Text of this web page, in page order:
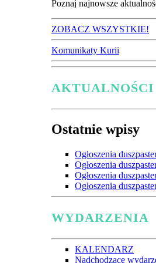
Poznaj najnowsze
ZOBACZ WSZYSTKIE!
Komunikaty Kurii
AKTUALNOŚCI
Ostatnie wpisy
Ogłoszenia
Ogłoszenia
Ogłoszenia
Ogłoszenia
WYDARZENIA
KALENDARZ
Nadchodzące